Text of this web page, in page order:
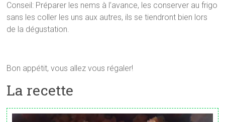
Conseil: Préparer les nems à l’avance, les conserver au frigo
sans les coller les uns aux autres, ils se tiendront bien lors
de la dégustation.
Bon appétit, vous allez vous régaler!
La recette